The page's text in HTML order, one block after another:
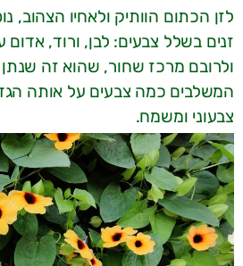
לזן הכתום הוותיק ולאחיו הצהוב,
זנים בשלל צבעים: לבן, ורוד, אדום
ולרובם מרכז שחור, שהוא זה שנתן
המשלבים כמה צבעים על אותה
צבעוני ומשמח.